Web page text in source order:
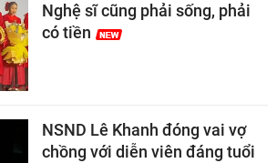
Nghệ sĩ cũng phải sống, phải
có tiền
NSND Lê Khanh đóng vai vợ
chồng với diễn viên đáng tuổi